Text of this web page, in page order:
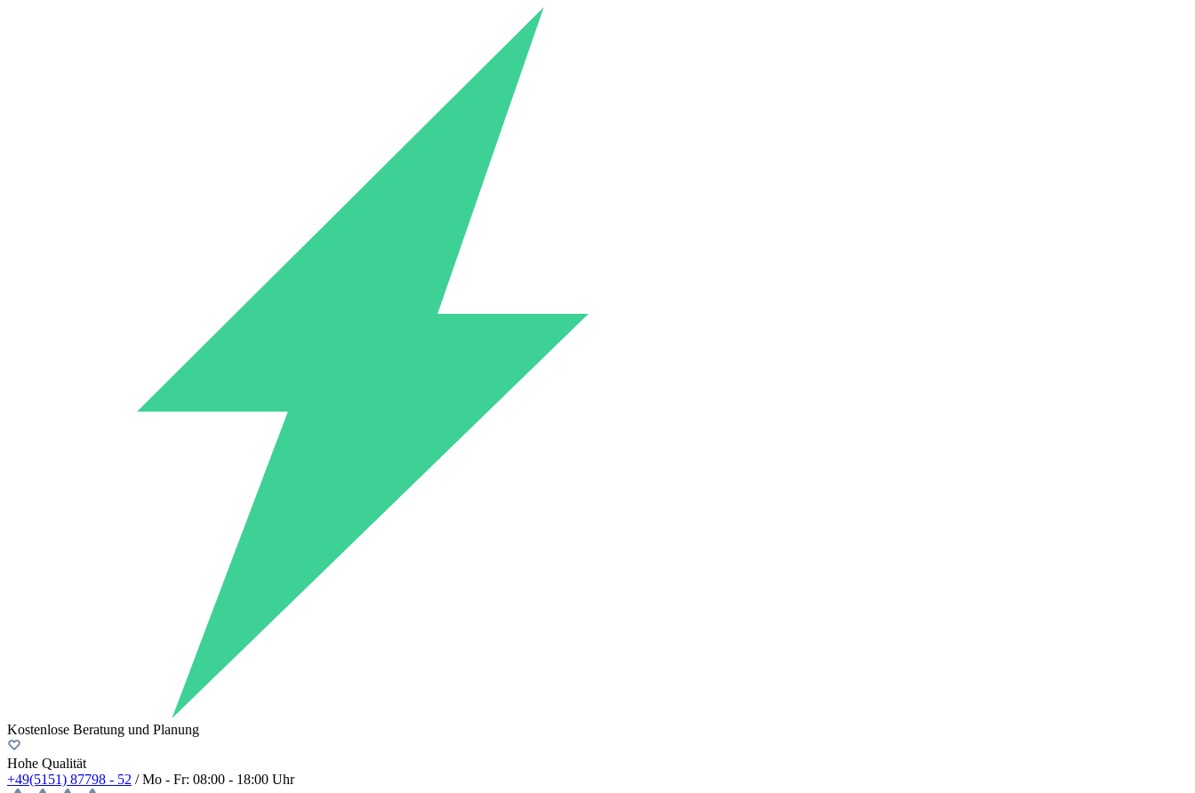
Kostenlose Beratung und Planung
Hohe Qualität
+49(5151) 87798 - 52 / Mo - Fr: 08:00 - 18:00 Uhr